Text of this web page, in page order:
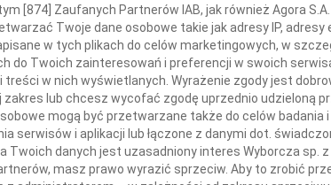
Z najgłębszym żalem żegnam
[ 874 ] Zaufanych Partnerów IAB, jak również Agora
Twoje dane osobowe takie jak adresy IP,
w tych plikach do celów marketingowych, w
do Twoich zainteresowań i preferencji w swoich
treści w nich wyświetlanych. Wyrażenie zgody jest
zakres lub chcesz wycofać zgodę uprzednio udzieloną
mogą być przetwarzane także do celów
serwisów i aplikacji lub łączone z danymi dot.
Twoich danych jest uzasadniony interes Wyborcza sp. z
masz prawo wyrazić sprzeciw. Aby to zrobić